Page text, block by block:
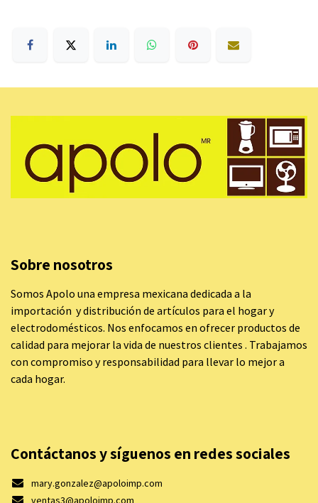
Sobre nosotros
Somos Apolo una empresa mexicana dedicada a la
importación y distribución de artículos para el hogar y
electrodomésticos. Nos enfocamos en ofrecer productos de
calidad para mejorar la vida de nuestros clientes . Trabajamos
con compromiso y responsabilidad para llevar lo mejor a
cada hogar.
Contáctanos y síguenos en redes sociales
mary.gonzalez@apoloimp.com
ventas3@apoloimp.com